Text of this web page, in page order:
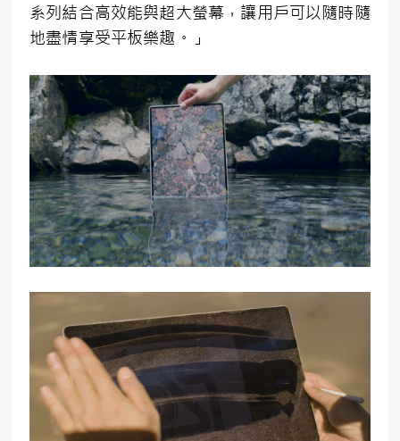
系列結合高效能與超大螢幕，讓用戶可以隨時隨
地盡情享受平板樂趣。」